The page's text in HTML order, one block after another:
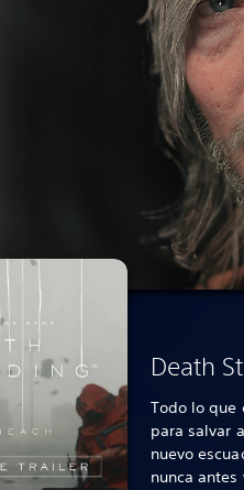
Death
Todo lo que
para salvar
nuevo
nunca antes